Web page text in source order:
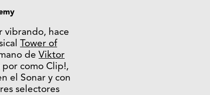
vibrando, hace
Tower of
de Viktor
como Clip!,
el Sonar y con
selectores